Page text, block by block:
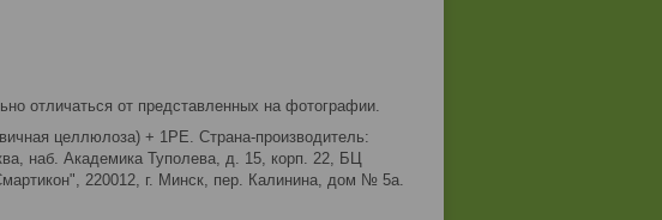
отличаться от представленных на фотографии.
целлюлоза) + 1РЕ. Страна-производитель:
наб. Академика Туполева, д. 15, корп. 22, БЦ
220012, г. Минск, пер. Калинина, дом № 5а.